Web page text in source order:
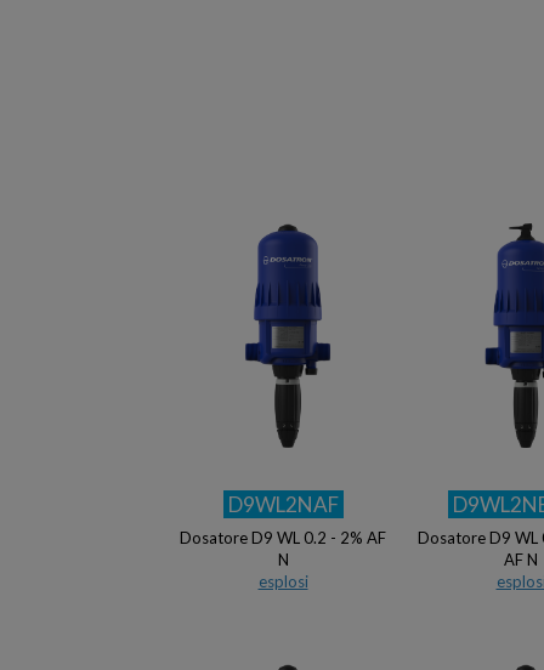
D9WL2NAF
Dosatore D9 WL 0.2 - 2% AF
N
esplosi
Dosatore D9 WL
AF N